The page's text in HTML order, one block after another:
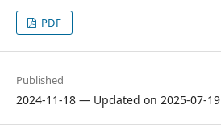
PDF
Published
2024-11-18 — Updated on 2025-07-19